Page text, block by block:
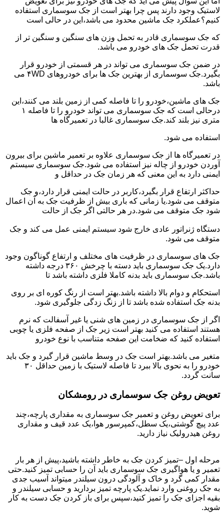
لاستیک وجود دارند پس چرا بهتر است از جک سوسماری استفاده
کنیم؟عملکرد جک ماشین محدود می باشد،این در حالی است
که جک سوسماری قادر به تحمل وزن های سنگین و سنگین تر از
قدرت تحمل جک های خودرو می باشد.
در ضمن جک سوسماری می تواند در هر قسمتی از خودرو قرار
بگیرد.جک سوسماری از بهترین جک ها برای خودروهای ۴WD می
باشد.
جک های ماشین،خودرو را تا فاصله کمی از زمین بلند می کنند،این
درحالی است که جک سوسماری می تواند خودرو را تا فاصله ۱
متری نیز بلند کند.جک سوسماری غالبا در تعمیرگاه ها
استفاده می شود.
در تعمیرگاه ها از جک سوسماری علاوه بر تعمیر ماشین برای بیرون
آوردن خودرو از چاله نیز استفاده می شود.جک سوسماری سیستم
ایمنی دارد به این معنی که هر زمان جک در حداقل و
حداکثر ارتفاع قرار بگیرد،کاربر در حالت ایمنی قرار دارد،و جک
متوقف می شود.یا زمانی که باری بیش از ظرفیت جک به آن اعمال
شود جک متوقف می شود.در هر حالتی اگر جک از حالت
دستگاه ژنراتور عادی خارج شود سیستم ایمنی عمل می کند و جک
متوقف می شود.
جک های سوسماری در ظرفیت های مختلف و ارتفاع گوناگون وجود
دارد.یک جک سوسماری باید دسته با چرخش ۳۶۰ درجه داشته
باشد.جک سوسماری باید بدنه کاملا فلزی داشته باشد تا
استحکام و دوام بالا داشته باشد.بهتر است از رنگ کوره ای بر روی
بدنه جک استفاده شده باشد تا از زنگ زدگی جلوگیری شود.
اگر از جک سوسماری در زمین های شنی یا غیر آسفالت که نرم
هستند استفاده می کنید بهتر است زیر جک از صفحه فلزی یا چوبی
استفاده کنید که ضخامت این صفحه متناسب با نوع خودرو
متغیر می باشد.بهتر است جک در وسط ماشین قرار گیرد و جک باید
خودرو را به نحوی بالا ببرد تا فاصله لاستیک با زمین حداقل ۳۰
سانت گردد.
تعویض روغن جک سوسماری در رومشکان
برای تعویض روغن و تعمیر جک سوسماری به مقداری پارچه،چند
عدد پیچ گوشتی،یک سطل،کمپرسور هوا،یک عدد قیف و مقداری
روغن هیدرولیک نیاز دارید.
مرحله اول –تمیز کردن جک به خاطر داشته باشید،پیش از هر بار
تعمیر و یا هواگیری جک سوسماری باید آن را حسابی تمیز کنید.حتی
مقدار کمی گرد و خاک و آلودگی درون سیلندر میتواند آسیب جدی
به جک روغنی وارد نماید.یک پارچه تمیز بردارید و حسابی سیلندر و
بقیه اجزای جک را تمیز کنید،سپس برای باز کردن جک دست به کار
شوید.